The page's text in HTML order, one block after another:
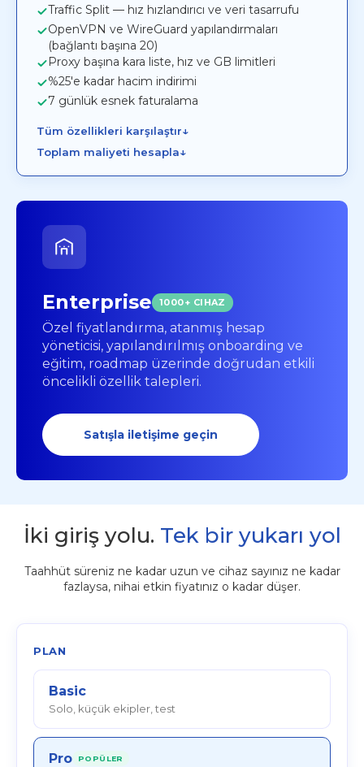
Traffic Split — hız hızlandırıcı ve veri tasarrufu
OpenVPN ve WireGuard yapılandırmaları
(bağlantı başına 20)
Proxy başına kara liste, hız ve GB limitleri
%25'e kadar hacim indirimi
7 günlük esnek faturalama
Tüm özellikleri karşılaştır↓
Toplam maliyeti hesapla↓
Enterprise 1000+ CIHAZ
Özel fiyatlandırma, atanmış hesap
yöneticisi, yapılandırılmış onboarding ve
eğitim, roadmap üzerinde doğrudan etkili
öncelikli özellik talepleri.
Satışla iletişime geçin
İki giriş yolu. Tek bir yukarı yol
Taahhüt süreniz ne kadar uzun ve cihaz sayınız ne kadar
fazlaysa, nihai etkin fiyatınız o kadar düşer.
PLAN
Basic
Solo, küçük ekipler, test
Pro POPÜLER